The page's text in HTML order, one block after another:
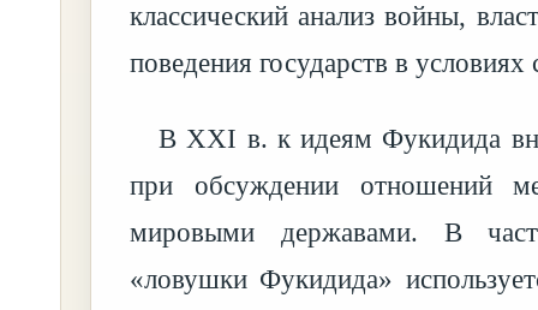
классический анализ войны,
поведения государств в условиях
В XXI в. к идеям Фукидида
при обсуждении отношений
мировыми державами. В
«ловушки Фукидида»